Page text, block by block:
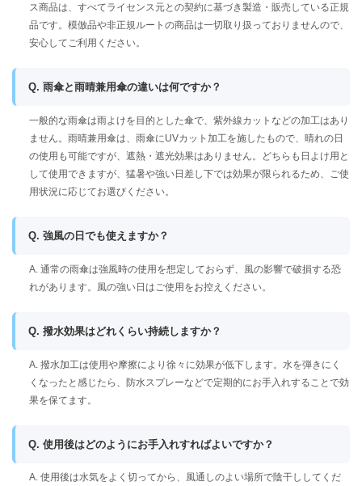
ス商品は、すべてライセンス元との契約に基づき製造・販売している正規
品です。模倣品や非正規ルートの商品は一切取り扱っておりませんので、
安心してご利用ください。
Q. 雨傘と雨晴兼用傘の違いは何ですか？
一般的な雨傘は雨よけを目的とした傘で、紫外線カットなどの加工はあり
ません。雨晴兼用傘は、雨傘にUVカット加工を施したもので、晴れの日
の使用も可能ですが、遮熱・遮光効果はありません。どちらも日よけ用と
して使用できますが、猛暑や強い日差し下では効果が限られるため、ご使
用状況に応じてお選びください。
Q. 強風の日でも使えますか？
A. 通常の雨傘は強風時の使用を想定しておらず、風の影響で破損する恐
れがあります。風の強い日はご使用をお控えください。
Q. 撥水効果はどれくらい持続しますか？
A. 撥水加工は使用や摩擦により徐々に効果が低下します。水を弾きにく
くなったと感じたら、防水スプレーなどで定期的にお手入れすることで効
果を保てます。
Q. 使用後はどのようにお手入れすればよいですか？
A. 使用後は水気をよく切ってから、風通しのよい場所で陰干ししてくだ